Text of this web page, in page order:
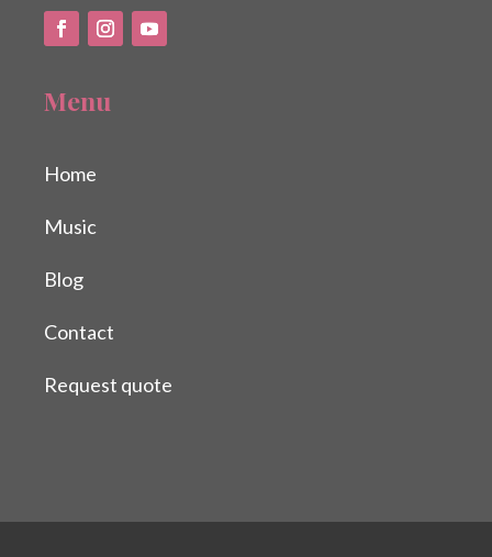
Menu
Home
Music
Blog
Contact
Request quote